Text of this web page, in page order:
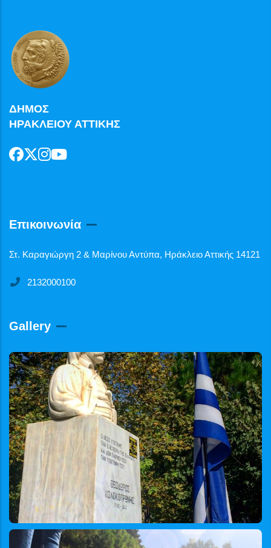
ΔΗΜΟΣ
ΗΡΑΚΛΕΙΟΥ ΑΤΤΙΚΗΣ
Επικοινωνία
Στ. Καραγιώργη 2 & Μαρίνου Αντύπα, Ηράκλειο Αττικής 14121
2132000100
Gallery